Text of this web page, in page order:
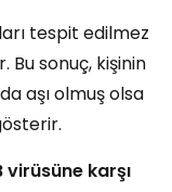
tespit edilmez
. Bu sonuç, kişinin
aşı olmuş olsa
karşı